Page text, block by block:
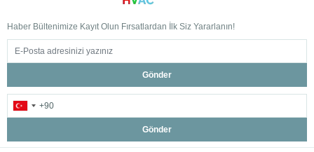
Haber Bültenimize Kayıt Olun Fırsatlardan İlk Siz Yararlanın!
Gönder
Gönder